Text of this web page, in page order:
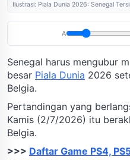
Ilustrasi: Piala Dunia 2026: Senegal
A
Senegal harus mengubur
besar Piala Dunia 2026
Belgia.
Pertandingan yang
Kamis (2/7/2026) itu
Belgia.
>>> Daftar Game PS4,